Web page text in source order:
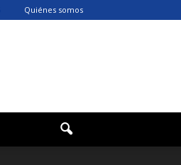
Quiénes somos